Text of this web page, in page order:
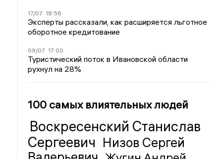
17/07 18:56
Эксперты рассказали, как расширяется льготное
оборотное кредитование
09/07 17:00
Туристический поток в Ивановской области
рухнул на 28%
100 самых влиятельных людей
Воскресенский Станислав
Сергеевич Низов Сергей